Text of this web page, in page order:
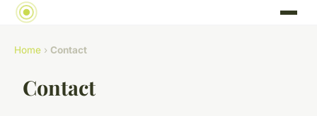
Home › Contact
Contact